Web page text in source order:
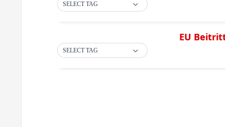
SELECT TAG
EU
SELECT TAG